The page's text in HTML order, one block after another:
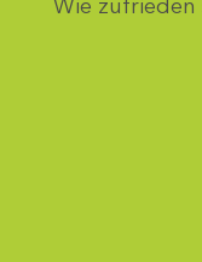
Wie zufrieden